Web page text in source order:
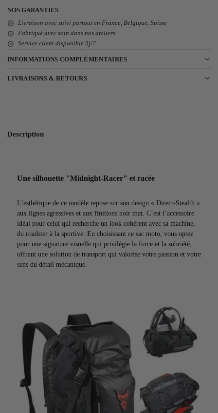
NOS GARANTIES
Livraison avec suivi partout en France, Belgique, Suisse
Fabriqué avec soin dans nos ateliers
Service client disponible 5j/7
INFORMATIONS COMPLÉMENTAIRES
LIVRAISONS & RETOURS
Description
Une silhouette "Midnight-Racer" et racée
L’esthétique de ce modèle repose sur son design « Direct-Stealth »
aux lignes agressives et aux finitions noir mat. C’est l’accessoire
idéal pour celui qui recherche un look cohérent avec sa machine,
du roadster à la sportive. En choisissant ce sac moto, vous optez
pour une signature visuelle qui privilégie la force et la sobriété,
offrant une solution de transport qui valorise votre passion et votre
sens du détail mécanique.